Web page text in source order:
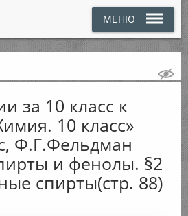
МЕНЮ
за 10 класс к
10 класс»
Ф.Г.Фельдман
и фенолы. §2
спирты(стр. 88)